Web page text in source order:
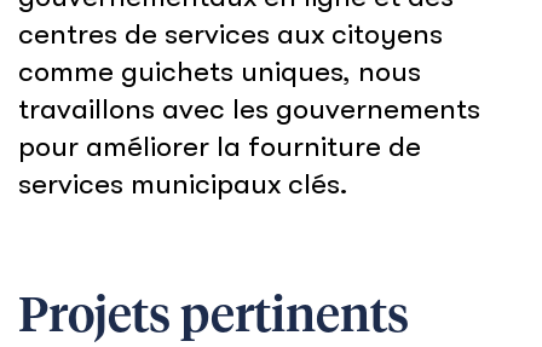
centres de services aux citoyens
comme guichets uniques, nous
travaillons avec les gouvernements
pour améliorer la fourniture de
services municipaux clés.
Projets pertinents